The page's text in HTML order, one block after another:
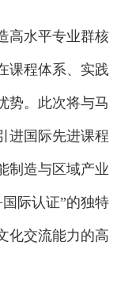
水平专业群核
课程体系、实践
势。此次将与马
进国际先进课程
制造与区域产业
际认证”的独特
化交流能力的高